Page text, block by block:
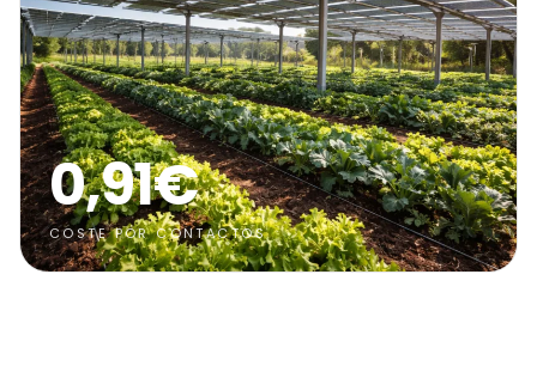
0,91€
COSTE POR CONTACTOS